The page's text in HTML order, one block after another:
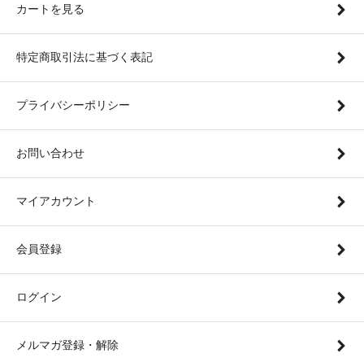
カートを見る
特定商取引法に基づく表記
プライバシーポリシー
お問い合わせ
マイアカウント
会員登録
ログイン
メルマガ登録・解除